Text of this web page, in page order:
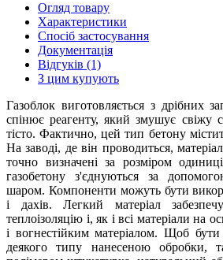
Огляд товару
Характеристики
Спосіб застосування
Документація
Відгуків (1)
З цим купують
Газоблок виготовляється з дрібних
спінює реагенту, який змушує свіжу
тісто. Фактично, цей тип бетону
На заводі, де він проводиться,
точно визначені за розміром
газобетону з'єднуються за
шаром. Компоненти можуть бути
і дахів. Легкий матеріал
теплоізоляцію і, як і всі матеріали на
і вогнестійким матеріалом. Щоб
деякого типу нанесеною обробки,